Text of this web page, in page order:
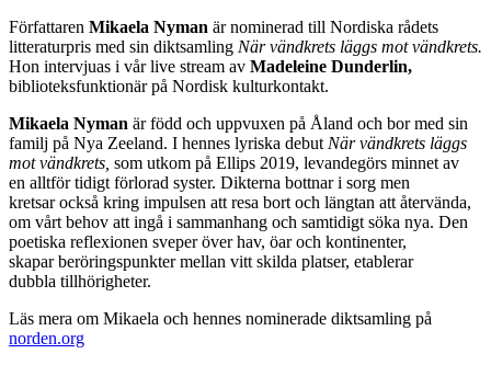
Författaren Mikaela Nyman är nominerad till Nordiska rådets
litteraturpris med sin diktsamling När vändkrets läggs mot vändkrets.
Hon intervjuas i vår live stream av Madeleine Dunderlin,
biblioteksfunktionär på Nordisk kulturkontakt.
Mikaela Nyman är född och uppvuxen på Åland och bor med sin
familj på Nya Zeeland. I hennes lyriska debut När vändkrets läggs
mot vändkrets, som utkom på Ellips 2019, levandegörs minnet av
en alltför tidigt förlorad syster. Dikterna bottnar i sorg men
kretsar också kring impulsen att resa bort och längtan att återvända,
om vårt behov att ingå i sammanhang och samtidigt söka nya. Den
poetiska reflexionen sveper över hav, öar och kontinenter,
skapar beröringspunkter mellan vitt skilda platser, etablerar
dubbla tillhörigheter.
Läs mera om Mikaela och hennes nominerade diktsamling på
norden.org